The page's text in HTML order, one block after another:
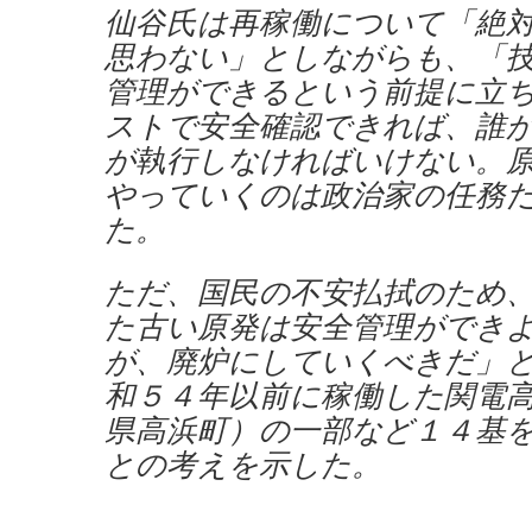
仙谷氏は再稼働について「絶
思わない」としながらも、「
管理ができるという前提に立
ストで安全確認できれば、誰
が執行しなければいけない。
やっていくのは政治家の任務
た。
ただ、国民の不安払拭のため
た古い原発は安全管理ができ
が、廃炉にしていくべきだ」
和５４年以前に稼働した関電
県高浜町）の一部など１４基
との考えを示した。